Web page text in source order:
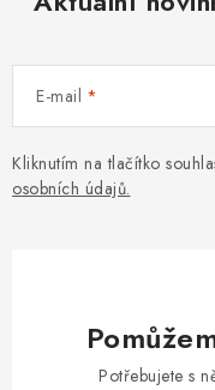
E-mail
Kliknutím na tlačítko
osobních údajů.
Potřebujete s